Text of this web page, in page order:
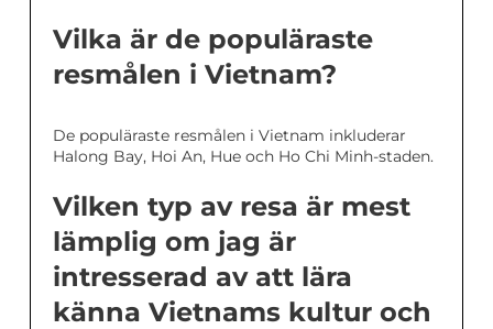
Vilka är de populäraste
resmålen i Vietnam?
De populäraste resmålen i Vietnam inkluderar
Halong Bay, Hoi An, Hue och Ho Chi Minh-staden.
Vilken typ av resa är mest
lämplig om jag är
intresserad av att lära
känna Vietnams kultur och